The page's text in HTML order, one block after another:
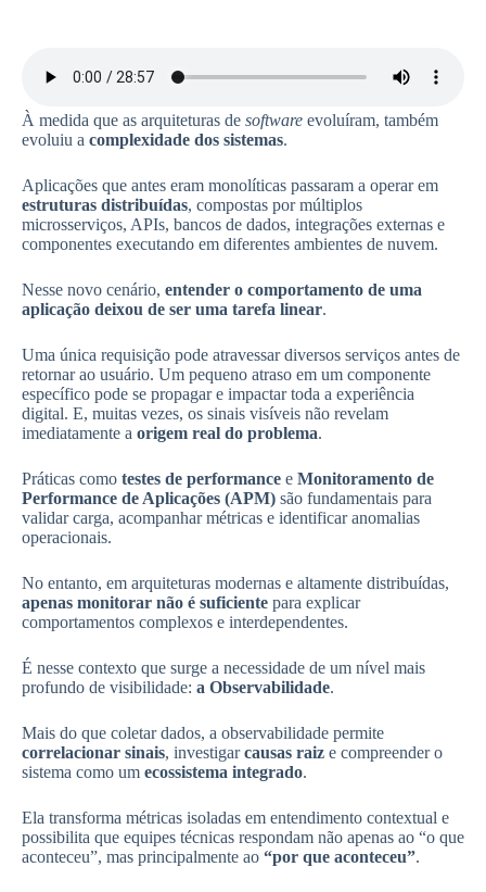
À medida que as arquiteturas de software evoluíram, também
evoluiu a complexidade dos sistemas.
Aplicações que antes eram monolíticas passaram a operar em
estruturas distribuídas, compostas por múltiplos
microsserviços, APIs, bancos de dados, integrações externas e
componentes executando em diferentes ambientes de nuvem.
Nesse novo cenário, entender o comportamento de uma
aplicação deixou de ser uma tarefa linear.
Uma única requisição pode atravessar diversos serviços antes de
retornar ao usuário. Um pequeno atraso em um componente
específico pode se propagar e impactar toda a experiência
digital. E, muitas vezes, os sinais visíveis não revelam
imediatamente a origem real do problema.
Práticas como testes de performance e Monitoramento de
Performance de Aplicações (APM) são fundamentais para
validar carga, acompanhar métricas e identificar anomalias
operacionais.
No entanto, em arquiteturas modernas e altamente distribuídas,
apenas monitorar não é suficiente para explicar
comportamentos complexos e interdependentes.
É nesse contexto que surge a necessidade de um nível mais
profundo de visibilidade: a Observabilidade.
Mais do que coletar dados, a observabilidade permite
correlacionar sinais, investigarcausas raiz e compreender o
sistema como um ecossistema integrado.
Ela transforma métricas isoladas em entendimento contextual e
possibilita que equipes técnicas respondam não apenas ao “o que
aconteceu”, mas principalmente ao “por que aconteceu”.